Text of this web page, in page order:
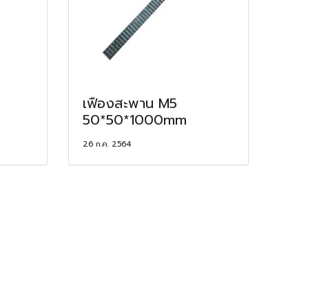
เฟืองสะพาน M5
50*50*1000mm
26 ก.ค. 2564